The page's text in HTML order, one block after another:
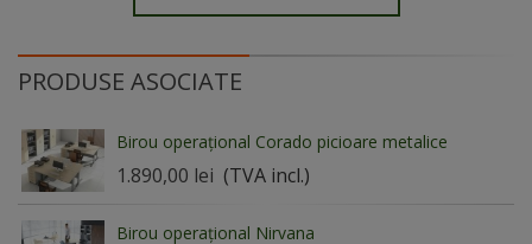
PRODUSE ASOCIATE
Birou operațional Corado picioare metalice
1.890,00 lei (TVA incl.)
Birou operațional Nirvana